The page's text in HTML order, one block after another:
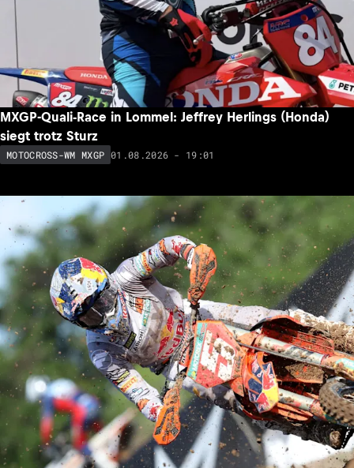
MXGP-Quali-Race in Lommel: Jeffrey Herlings (Honda)
siegt trotz Sturz
MOTOCROSS-WM MXGP 01.08.2026 - 19:01